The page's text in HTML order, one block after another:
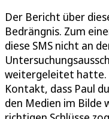
Der Bericht über
Bedrängnis. Zum
diese SMS nicht an
weitergeleitet hatte.
Kontakt, dass Paul
den Medien im Bilde